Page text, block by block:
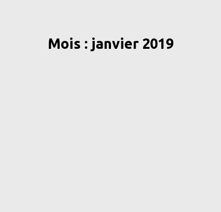
Mois : janvier 2019